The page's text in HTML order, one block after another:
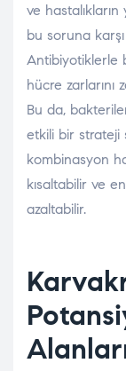
ve
bu soruna
Antibiyotiklerle
hücre zarlarını
Bu da,
etkili bir strateji
kombinasyon
kısaltabilir ve
azaltabilir.